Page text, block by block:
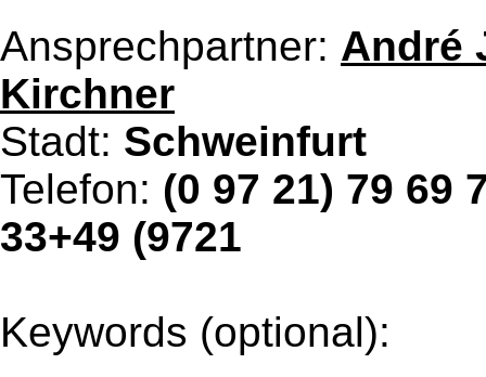
Ansprechpartner: André
Kirchner
Stadt: Schweinfurt
Telefon: (0 97 21) 79 69
33+49 (9721
Keywords (optional):